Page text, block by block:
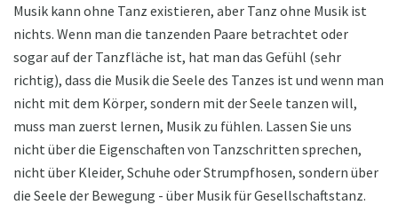
Musik kann ohne Tanz existieren, aber Tanz ohne Musik ist
nichts. Wenn man die tanzenden Paare betrachtet oder
sogar auf der Tanzfläche ist, hat man das Gefühl (sehr
richtig), dass die Musik die Seele des Tanzes ist und wenn man
nicht mit dem Körper, sondern mit der Seele tanzen will,
muss man zuerst lernen, Musik zu fühlen. Lassen Sie uns
nicht über die Eigenschaften von Tanzschritten sprechen,
nicht über Kleider, Schuhe oder Strumpfhosen, sondern über
die Seele der Bewegung - über Musik für Gesellschaftstanz.